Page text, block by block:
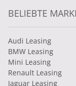
BELIEBTE
Audi Leasing
BMW Leasing
Mini Leasing
Renault Leasing
Jaguar Leasing